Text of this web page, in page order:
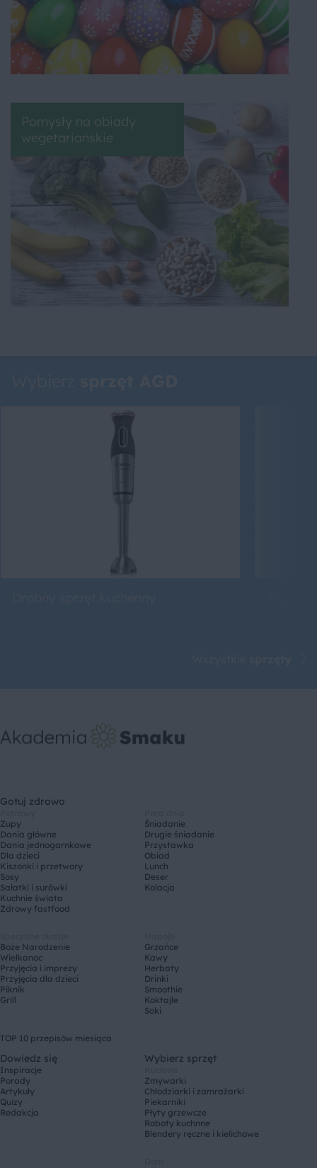
Pomysły na obiady
wegetariańskie
Gotuj zdrowo
Zupy
Dania główne
Dania jednogarnkowe
Dla dzieci
Kiszonki i przetwory
Sosy
Sałatki i surówki
Kuchnie świata
Zdrowy fastfood
Śniadanie
Drugie śniadanie
Przystawka
Obiad
Lunch
Deser
Kolacja
Boże Narodzenie
Wielkanoc
Przyjęcia i imprezy
Przyjęcia dla dzieci
Piknik
Grill
Grzańce
Kawy
Herbaty
Drinki
Smoothie
Koktajle
Soki
TOP 10 przepisów miesiąca
Dowiedz się
Inspiracje
Porady
Artykuły
Quizy
Redakcja
Wybierz sprzęt
Zmywarki
Chłodziarki i zamrażarki
Piekarniki
Płyty grzewcze
Roboty kuchnne
Blendery ręczne i kielichowe